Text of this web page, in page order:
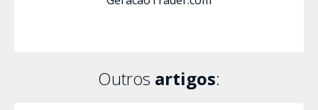
Outros artigos: